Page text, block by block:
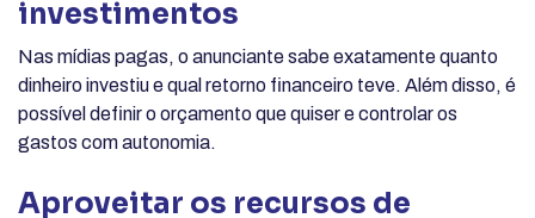
investimentos
Nas mídias pagas, o anunciante sabe exatamente quanto
dinheiro investiu e qual retorno financeiro teve. Além disso, é
possível definir o orçamento que quiser e controlar os
gastos com autonomia.
Aproveitar os recursos de